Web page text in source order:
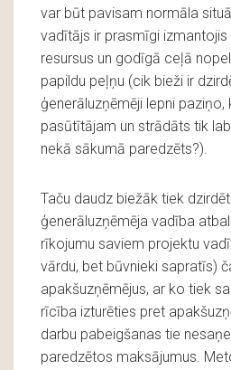
var būt pavisam normāla
vadītājs ir prasmīgi
resursus un godīgā ceļā
papildu peļņu (cik bieži ir
ģenerāluzņēmēji lepni
pasūtītājam un strādāts tik
nekā sākumā paredzēts?).
Taču daudz biežāk tiek
ģenerāluzņēmēja vadība
rīkojumu saviem projektu
vārdu, bet būvnieki sapratīs)
apakšuzņēmējus, ar ko tiek
rīcība izturēties pret
darbu pabeigšanas tie
paredzētos maksājumus.